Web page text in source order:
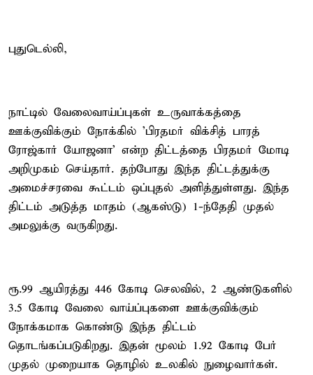
புதுடெல்லி,
நாட்டில் வேலைவாய்ப்புகள் உருவாக்கத்தை
ஊக்குவிக்கும் நோக்கில் 'பிரதமர் விக்சித் பாரத்
ரோஜ்கார் யோஜனா' என்ற திட்டத்தை பிரதமர் மோடி
அறிமுகம் செய்தார். தற்போது இந்த திட்டத்துக்கு
அமைச்சரவை கூட்டம் ஒப்புதல் அளித்துள்ளது. இந்த
திட்டம் அடுத்த மாதம் (ஆகஸ்டு) 1-ந்தேதி முதல்
அமலுக்கு வருகிறது.
ரூ.99 ஆயிரத்து 446 கோடி செலவில், 2 ஆண்டுகளில்
3.5 கோடி வேலை வாய்ப்புகளை ஊக்குவிக்கும்
நோக்கமாக கொண்டு இந்த திட்டம்
தொடங்கப்படுகிறது. இதன் மூலம் 1.92 கோடி பேர்
முதல் முறையாக தொழில் உலகில் நுழைவார்கள்.